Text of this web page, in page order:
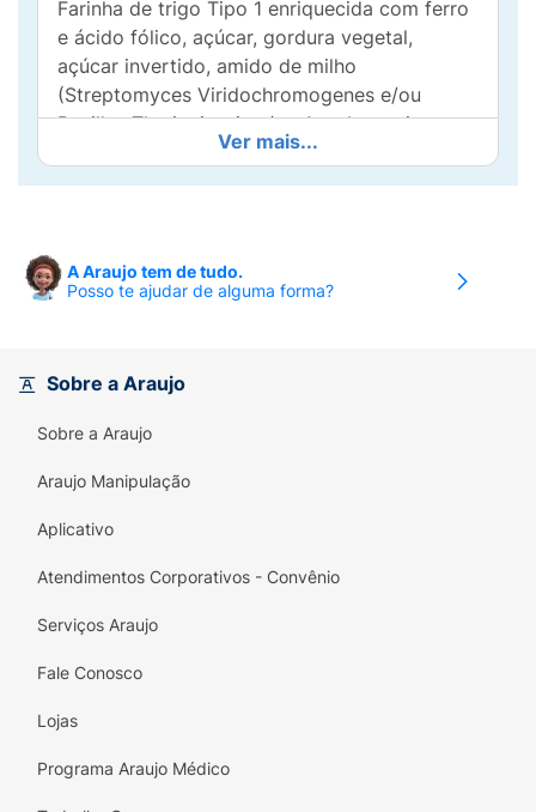
Farinha de trigo Tipo 1 enriquecida com ferro
e ácido fólico, açúcar, gordura vegetal,
açúcar invertido, amido de milho
(Streptomyces Viridochromogenes e/ou
Bacillus Thuringiensis e/ou Agrobacterium
Tumetaciense e/ou Zea Mays), extrato de
malte, sal, Cobertura sabor chocolate ao leite
cacau, sal, emulsificantes lecitina de soja e
éster de ácido ricinoléico interesterificado
amônio, bicarbonato de sódio e pirofosfato
estabilizante diacetil tartarato de mono e
diglicerídeos e aromatizantes idênticos aos
naturais.
TRIGO E SOJA E PODE CONTER OVOS.
Ver mais...
A Araujo tem de tudo.
Posso te ajudar de alguma forma?
Sobre a Araujo
Sobre a Araujo
Araujo Manipulação
Aplicativo
Atendimentos Corporativos - Convênio
Serviços Araujo
Fale Conosco
Lojas
Programa Araujo Médico